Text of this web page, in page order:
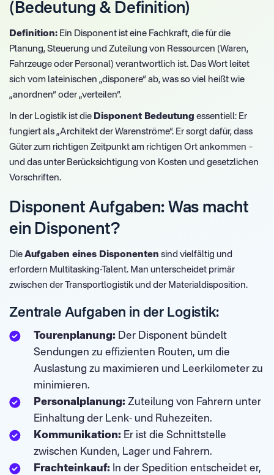
(Bedeutung & Definition)
Definition: Ein Disponent ist eine Fachkraft, die für die
Planung, Steuerung und Zuteilung von Ressourcen (Waren,
Fahrzeuge oder Personal) verantwortlich ist. Das Wort leitet
sich vom lateinischen „disponere“ ab, was so viel heißt wie
„anordnen“ oder „verteilen“.
In der Logistik ist die Disponent Bedeutung essentiell: Er
fungiert als „Architekt der Warenströme“. Er sorgt dafür, dass
Güter zum richtigen Zeitpunkt am richtigen Ort ankommen –
und das unter Berücksichtigung von Kosten und gesetzlichen
Vorschriften.
Disponent Aufgaben: Was macht
ein Disponent?
Die Aufgaben eines Disponenten sind vielfältig und
erfordern Multitasking-Talent. Man unterscheidet primär
zwischen der Transportlogistik und der Materialdisposition.
Zentrale Aufgaben in der Logistik:
Tourenplanung: Der Disponent bündelt
Sendungen zu effizienten Routen, um die
Auslastung zu maximieren und Leerkilometer zu
minimieren.
Personalplanung: Zuteilung von Fahrern unter
Einhaltung der Lenk- und Ruhezeiten.
Kommunikation: Er ist die Schnittstelle
zwischen Kunden, Lager und Fahrern.
Frachteinkauf: In der Spedition entscheidet er,